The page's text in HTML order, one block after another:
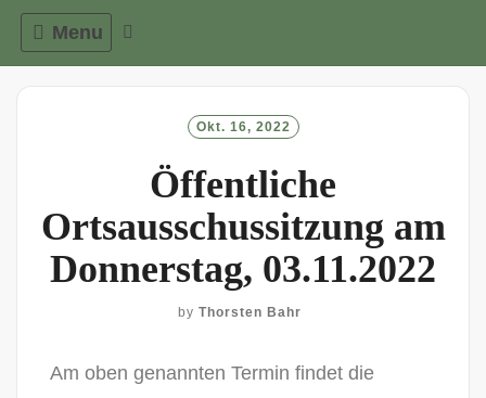
Menu
Okt. 16, 2022
Öffentliche
Ortsausschussitzung am
Donnerstag, 03.11.2022
by Thorsten Bahr
Am oben genannten Termin findet die